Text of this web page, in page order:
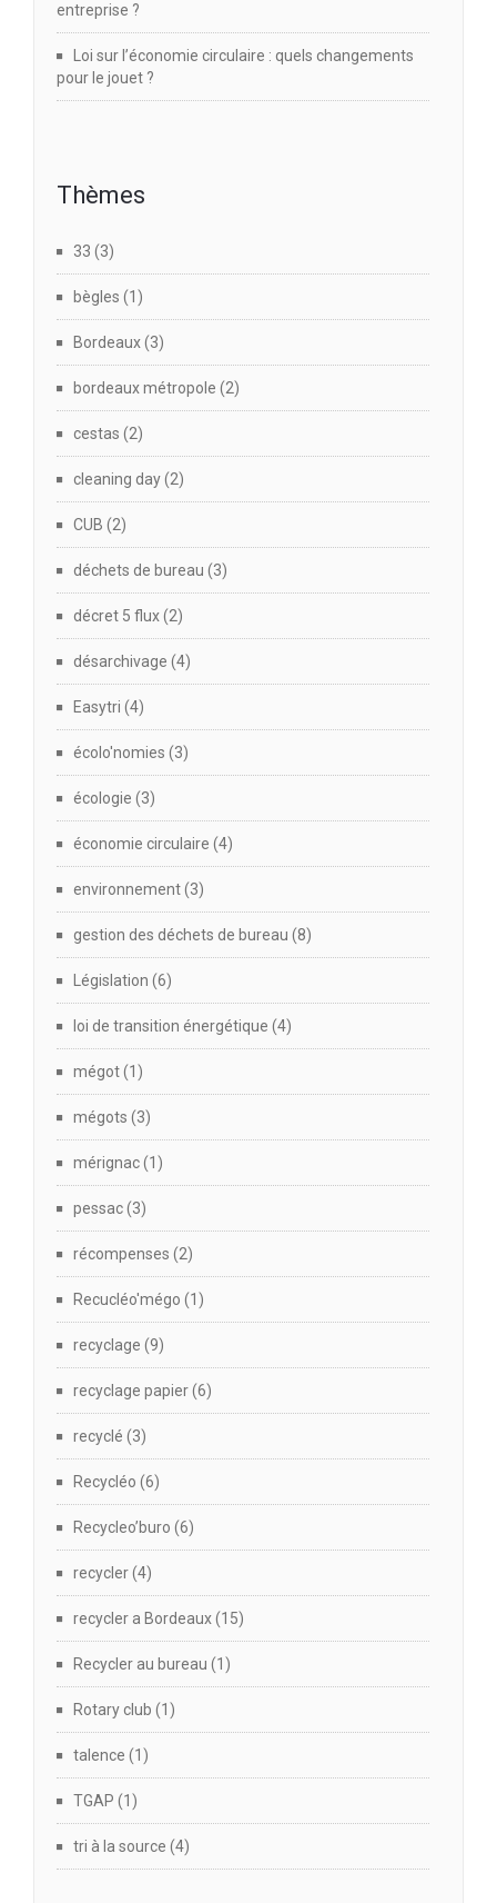
entreprise ?
Loi sur l’économie circulaire : quels changements
pour le jouet ?
Thèmes
33 (3)
bègles (1)
Bordeaux(3)
bordeaux métropole (2)
cestas (2)
cleaning day(2)
CUB (2)
déchets de bureau (3)
décret 5 flux(2)
désarchivage (4)
Easytri (4)
écolo'nomies (3)
écologie (3)
économie circulaire (4)
environnement(3)
gestion des déchets de bureau (8)
Législation (6)
loi de transition énergétique (4)
mégot(1)
mégots (3)
mérignac(1)
pessac(3)
récompenses (2)
Recucléo'mégo (1)
recyclage (9)
recyclage papier(6)
recyclé (3)
Recycléo (6)
Recycleo’buro (6)
recycler(4)
recycler a Bordeaux(15)
Recycler au bureau (1)
Rotary club (1)
talence (1)
TGAP (1)
tri à la source (4)